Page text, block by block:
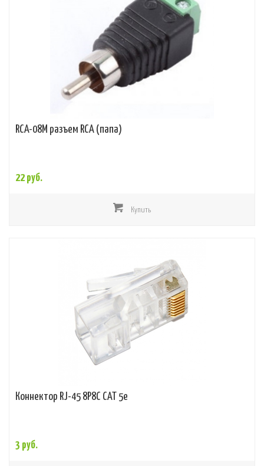
RCA-08M разъем RCA (папа)
22 руб.
Купить
Коннектор RJ-45 8Р8С CAT 5е
3 руб.